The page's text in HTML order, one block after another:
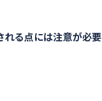
れる点には注意が必要